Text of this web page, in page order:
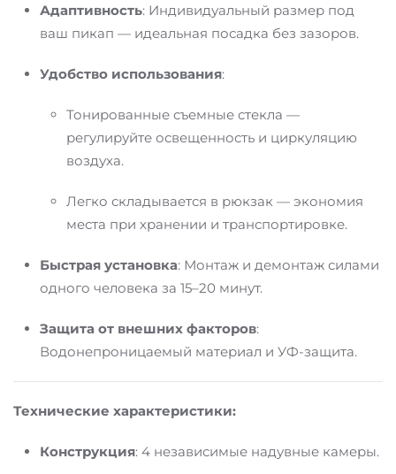
Адаптивность: Индивидуальный размер под
ваш пикап — идеальная посадка без зазоров.
Удобство использования:
Тонированные съемные стекла —
регулируйте освещенность и циркуляцию
воздуха.
Легко складывается в рюкзак — экономия
места при хранении и транспортировке.
Быстрая установка: Монтаж и демонтаж силами
одного человека за 15–20 минут.
Защита от внешних факторов:
Водонепроницаемый материал и УФ-защита.
Технические характеристики:
Конструкция: 4 независимые надувные камеры.